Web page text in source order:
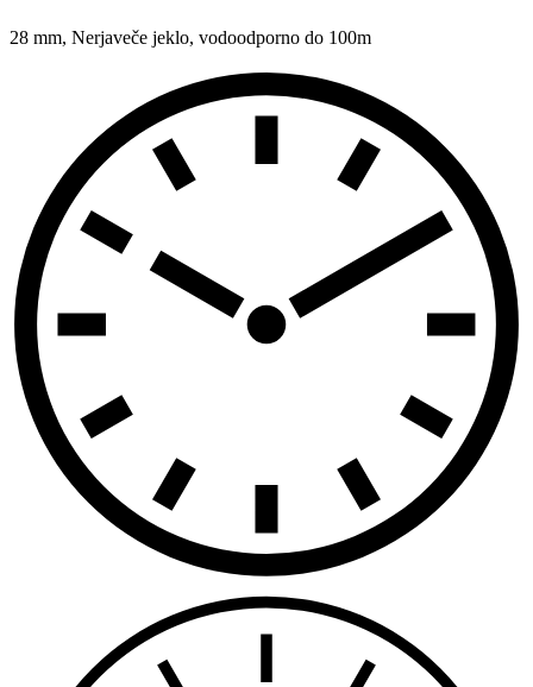
28 mm, Nerjaveče jeklo, vodoodporno do 100m